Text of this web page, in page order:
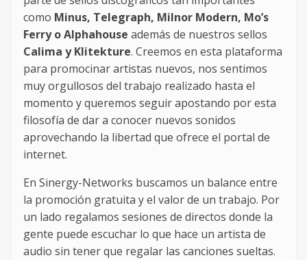
como Minus, Telegraph, Milnor Modern, Mo’s
Ferry o Alphahouse además de nuestros sellos
Calima y Klitekture. Creemos en esta plataforma
para promocinar artistas nuevos, nos sentimos
muy orgullosos del trabajo realizado hasta el
momento y queremos seguir apostando por esta
filosofía de dar a conocer nuevos sonidos
aprovechando la libertad que ofrece el portal de
internet.
En Sinergy-Networks buscamos un balance entre
la promoción gratuita y el valor de un trabajo. Por
un lado regalamos sesiones de directos donde la
gente puede escuchar lo que hace un artista de
audio sin tener que regalar las canciones sueltas.